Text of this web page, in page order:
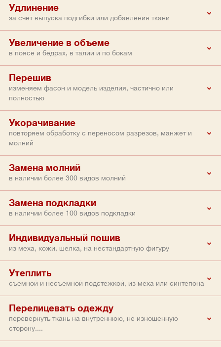
Удлинение
за счет выпуска подгибки или добавления ткани
Увеличение в объеме
в поясе и бедрах, в талии и по бокам
Перешив
изменяем фасон и модель изделия, частично или
полностью
Укорачивание
повторяем обработку с переносом разрезов, манжет и
молний
Замена молний
в наличии более 300 видов молний
Замена подкладки
в наличии более 100 видов подкладки
Индивидуальный пошив
из меха, кожи, шелка, на нестандартную фигуру
Утеплить
съемной и несъемной подстежкой, из меха или синтепона
Перелицевать одежду
перевернуть ткань на внутреннюю, не изношенную
сторону....